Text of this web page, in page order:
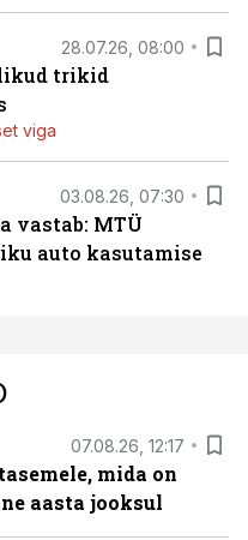
28.07.26, 08:00
trikid
viga
03.08.26, 07:30
vastab: MTÜ
auto kasutamise
07.08.26, 12:17
mida on
aasta jooksul